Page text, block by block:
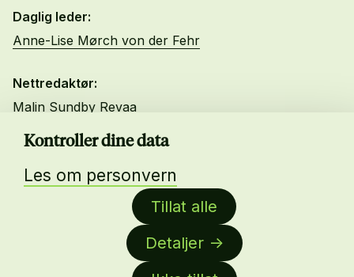
Kontroller dine data
Tillat alle
Detaljer
Les om personvern
Daglig leder:
Anne-Lise Mørch von der Fehr
Nettredaktør:
Malin Sundby Revaa